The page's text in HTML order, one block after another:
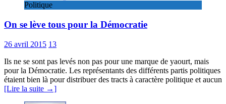
Politique
On se lève tous pour la Démocratie
26 avril 2015 13
Ils ne se sont pas levés non pas pour une marque de yaourt, mais
pour la Démocratie. Les représentants des différents partis politiques
étaient bien là pour distribuer des tracts à caractère politique et aucun
[Lire la suite →]